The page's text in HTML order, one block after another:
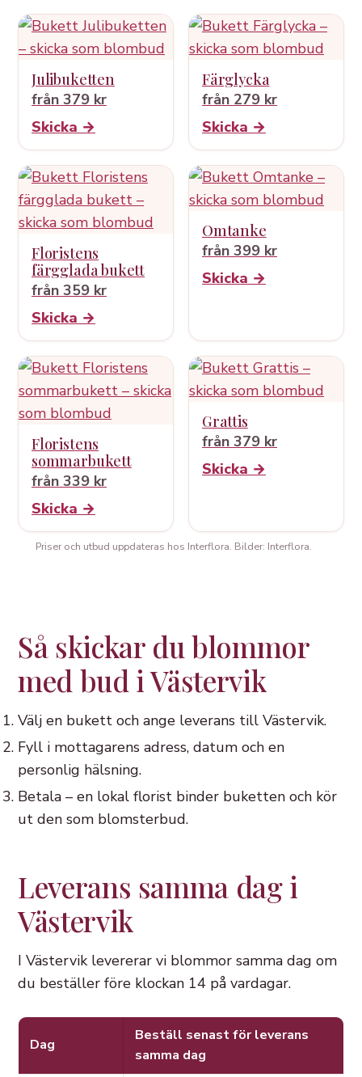
Julibuketten
från 379 kr
Skicka →
Färglycka
från 279 kr
Skicka →
Floristens
färgglada bukett
från 359 kr
Skicka →
Omtanke
från 399 kr
Skicka →
Floristens
sommarbukett
från 339 kr
Skicka →
Grattis
från 379 kr
Skicka →
Priser och utbud uppdateras hos Interflora. Bilder: Interflora.
Så skickar du blommor
med bud i Västervik
Välj en bukett och ange leverans till Västervik.
Fyll i mottagarens adress, datum och en
personlig hälsning.
Betala – en lokal florist binder buketten och kör
ut den som blomsterbud.
Leverans samma dag i
Västervik
I Västervik levererar vi blommor samma dag om
du beställer före klockan 14 på vardagar.
Dag
Beställ senast för leverans
samma dag